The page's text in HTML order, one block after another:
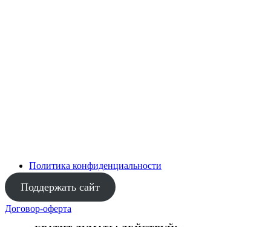
Политика конфиденциальности
Поддержать сайт
Договор-оферта